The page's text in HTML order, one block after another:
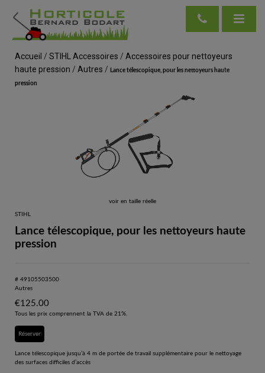
Accueil / STIHL Accessoires / Accessoires pour nettoyeurs
haute pression / Autres / Lance télescopique, pour les nettoyeurs haute
pression
voir en taille réelle
STIHL
Lance télescopique, pour les nettoyeurs haute
pression
# 49105503500
Autres
€125.00
Tous les prix comprennent la TVA de 21%.
Réserver
Lance télescopique jusqu’à 4 m de portée de travail supplémentaire pour le nettoyage
des surfaces difficiles d’accès